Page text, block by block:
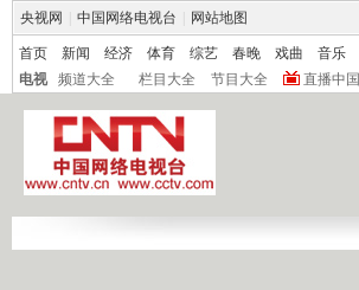
央视网 中国网络电视台 网站地图
首页 新闻 经济 体育 综艺 春晚 戏曲 音乐
电视
频道大全 栏目大全 节目大全 直播中国